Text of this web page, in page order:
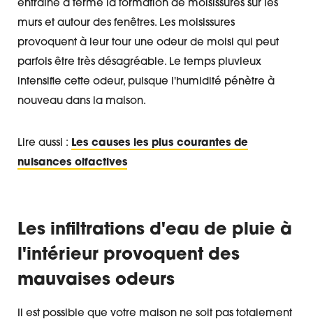
entraîne à terme la formation de moisissures sur les
murs et autour des fenêtres. Les moisissures
provoquent à leur tour une odeur de moisi qui peut
parfois être très désagréable. Le temps pluvieux
intensifie cette odeur, puisque l'humidité pénètre à
nouveau dans la maison.
Lire aussi : Les causes les plus courantes de
nuisances olfactives
Les infiltrations d'eau de pluie à
l'intérieur provoquent des
mauvaises odeurs
Il est possible que votre maison ne soit pas totalement